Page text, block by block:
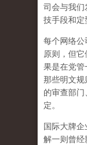
司会与我们
技手段和定
每个网络公
原则，但
果是在党管
那些明文规
的审查部
定。
国际大牌
解一则曾经